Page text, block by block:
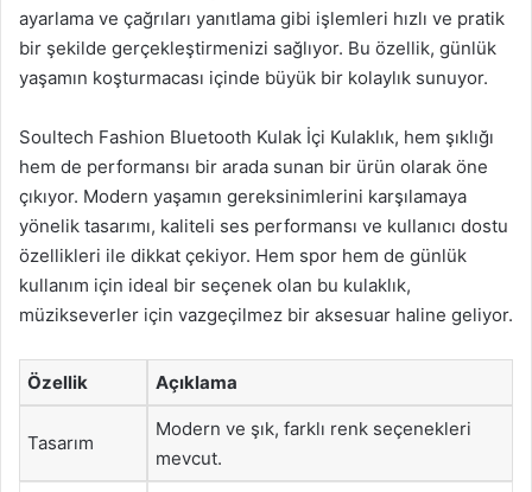
ayarlama ve çağrıları yanıtlama gibi işlemleri hızlı ve pratik
bir şekilde gerçekleştirmenizi sağlıyor. Bu özellik, günlük
yaşamın koşturmacası içinde büyük bir kolaylık sunuyor.
Soultech Fashion Bluetooth Kulak İçi Kulaklık, hem şıklığı
hem de performansı bir arada sunan bir ürün olarak öne
çıkıyor. Modern yaşamın gereksinimlerini karşılamaya
yönelik tasarımı, kaliteli ses performansı ve kullanıcı dostu
özellikleri ile dikkat çekiyor. Hem spor hem de günlük
kullanım için ideal bir seçenek olan bu kulaklık,
müzikseverler için vazgeçilmez bir aksesuar haline geliyor.
Özellik Açıklama
Tasarım
Modern ve şık, farklı renk seçenekleri
mevcut.